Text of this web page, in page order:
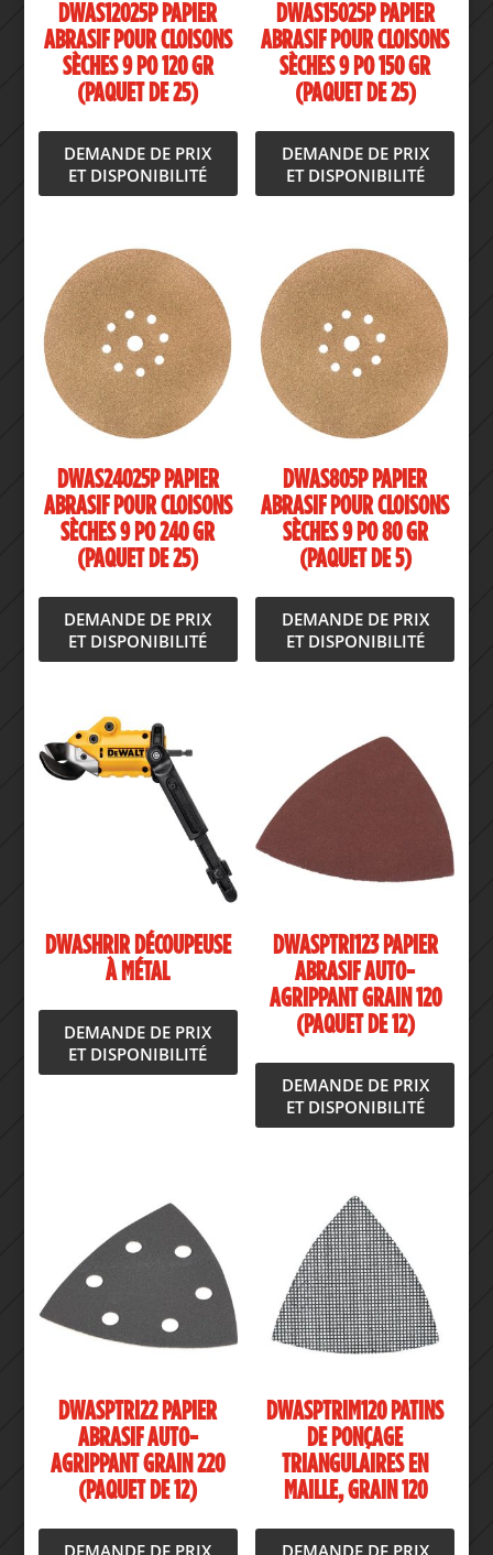
DWAS12025P PAPIER
ABRASIF POUR CLOISONS
SÈCHES 9 PO 120 GR
(PAQUET DE 25)
DEMANDE DE PRIX
ET DISPONIBILITÉ
DWAS15025P PAPIER
ABRASIF POUR CLOISONS
SÈCHES 9 PO 150 GR
(PAQUET DE 25)
DEMANDE DE PRIX
ET DISPONIBILITÉ
DWAS24025P PAPIER
ABRASIF POUR CLOISONS
SÈCHES 9 PO 240 GR
(PAQUET DE 25)
DEMANDE DE PRIX
ET DISPONIBILITÉ
DWAS805P PAPIER
ABRASIF POUR CLOISONS
SÈCHES 9 PO 80 GR
(PAQUET DE 5)
DEMANDE DE PRIX
ET DISPONIBILITÉ
DWASHRIR DÉCOUPEUSE
À MÉTAL
DEMANDE DE PRIX
ET DISPONIBILITÉ
DWASPTRI123 PAPIER
ABRASIF AUTO-
AGRIPPANT GRAIN 120
(PAQUET DE 12)
DEMANDE DE PRIX
ET DISPONIBILITÉ
DWASPTRI22 PAPIER
ABRASIF AUTO-
AGRIPPANT GRAIN 220
(PAQUET DE 12)
DEMANDE DE PRIX
DWASPTRIM120 PATINS
DE PONÇAGE
TRIANGULAIRES EN
MAILLE, GRAIN 120
DEMANDE DE PRIX